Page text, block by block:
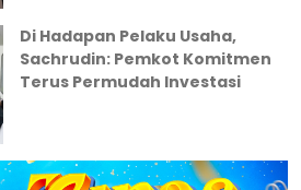
Di Hadapan Pelaku Usaha,
Sachrudin: Pemkot Komitmen
Terus Permudah Investasi